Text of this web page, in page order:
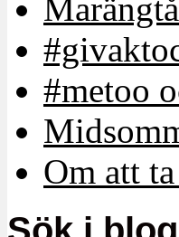
#metoo
Om att